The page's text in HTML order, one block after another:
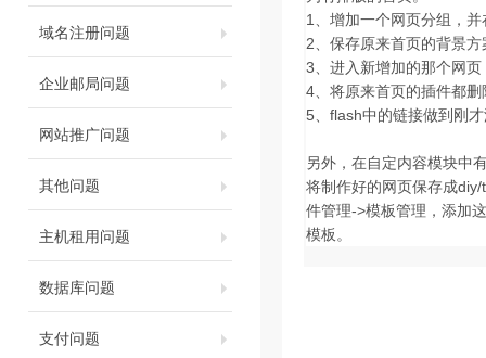
域名注册问题
企业邮局问题
网站推广问题
其他问题
主机租用问题
数据库问题
支付问题
1、增加一个网页分组，
2、保存原来首页的背景
3、进入新增加的那个网
4、将原来首页的插件都
5、flash中的链接做到刚
另外，在自定内容模块中
将制作好的网页保存成
件管理->模板管理，添加
模板。